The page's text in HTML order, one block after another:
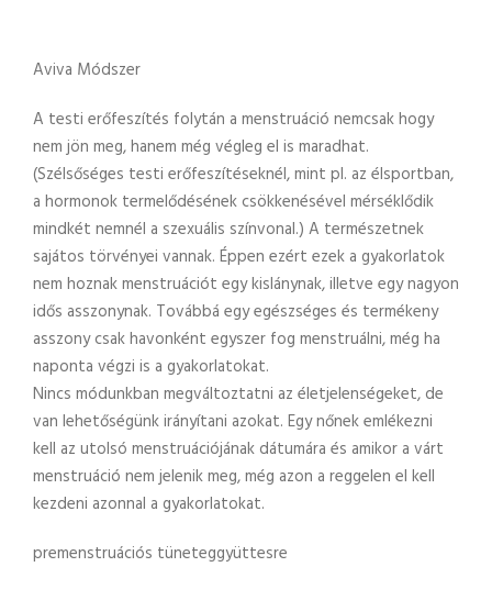
Aviva Módszer
A testi erőfeszítés folytán a menstruáció nemcsak hogy
nem jön meg, hanem még végleg el is maradhat.
(Szélsőséges testi erőfeszítéseknél, mint pl. az élsportban,
a hormonok termelődésének csökkenésével mérséklődik
mindkét nemnél a szexuális színvonal.) A természetnek
sajátos törvényei vannak. Éppen ezért ezek a gyakorlatok
nem hoznak menstruációt egy kislánynak, illetve egy nagyon
idős asszonynak. Továbbá egy egészséges és termékeny
asszony csak havonként egyszer fog menstruálni, még ha
naponta végzi is a gyakorlatokat.
Nincs módunkban megváltoztatni az életjelenségeket, de
van lehetőségünk irányítani azokat. Egy nőnek emlékezni
kell az utolsó menstruációjának dátumára és amikor a várt
menstruáció nem jelenik meg, még azon a reggelen el kell
kezdeni azonnal a gyakorlatokat.
premenstruációs tüneteggyüttesre